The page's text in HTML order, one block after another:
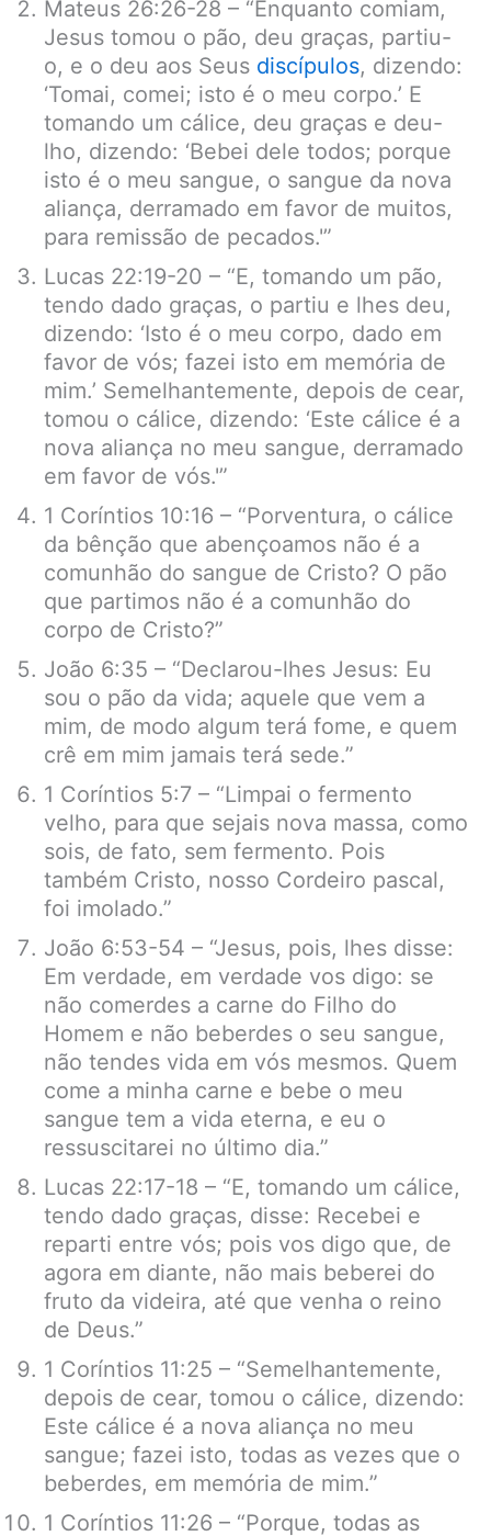
Mateus 26:26-28 – “Enquanto comiam,
Jesus tomou o pão, deu graças, partiu-
o, e o deu aos Seus discípulos, dizendo:
‘Tomai, comei; isto é o meu corpo.’ E
tomando um cálice, deu graças e deu-
lho, dizendo: ‘Bebei dele todos; porque
isto é o meu sangue, o sangue da nova
aliança, derramado em favor de muitos,
para remissão de pecados.'”
Lucas 22:19-20 – “E, tomando um pão,
tendo dado graças, o partiu e lhes deu,
dizendo: ‘Isto é o meu corpo, dado em
favor de vós; fazei isto em memória de
mim.’ Semelhantemente, depois de cear,
tomou o cálice, dizendo: ‘Este cálice é a
nova aliança no meu sangue, derramado
em favor de vós.'”
1 Coríntios 10:16 – “Porventura, o cálice
da bênção que abençoamos não é a
comunhão do sangue de Cristo? O pão
que partimos não é a comunhão do
corpo de Cristo?”
João 6:35 – “Declarou-lhes Jesus: Eu
sou o pão da vida; aquele que vem a
mim, de modo algum terá fome, e quem
crê em mim jamais terá sede.”
1 Coríntios 5:7 – “Limpai o fermento
velho, para que sejais nova massa, como
sois, de fato, sem fermento. Pois
também Cristo, nosso Cordeiro pascal,
foi imolado.”
João 6:53-54 – “Jesus, pois, lhes disse:
Em verdade, em verdade vos digo: se
não comerdes a carne do Filho do
Homem e não beberdes o seu sangue,
não tendes vida em vós mesmos. Quem
come a minha carne e bebe o meu
sangue tem a vida eterna, e eu o
ressuscitarei no último dia.”
Lucas 22:17-18 – “E, tomando um cálice,
tendo dado graças, disse: Recebei e
reparti entre vós; pois vos digo que, de
agora em diante, não mais beberei do
fruto da videira, até que venha o reino
de Deus.”
1 Coríntios 11:25 – “Semelhantemente,
depois de cear, tomou o cálice, dizendo:
Este cálice é a nova aliança no meu
sangue; fazei isto, todas as vezes que o
beberdes, em memória de mim.”
1 Coríntios 11:26 – “Porque, todas as